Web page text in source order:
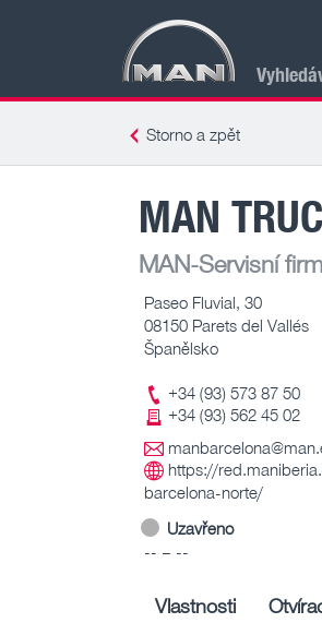
Storno a zpět
MAN
MAN-Servisní
Paseo Fluvial, 30
08150 Parets del Vallés
Španělsko
+34 (93) 573 87 50
+34 (93) 562 45 02
https://
barcelona-norte/
Uzavřeno
-- – --
Vlastnosti